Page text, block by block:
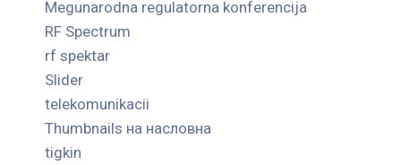
Megunarodna regulatorna konferencija
RF Spectrum
rf spektar
Slider
telekomunikacii
Thumbnails на насловна
tigkin